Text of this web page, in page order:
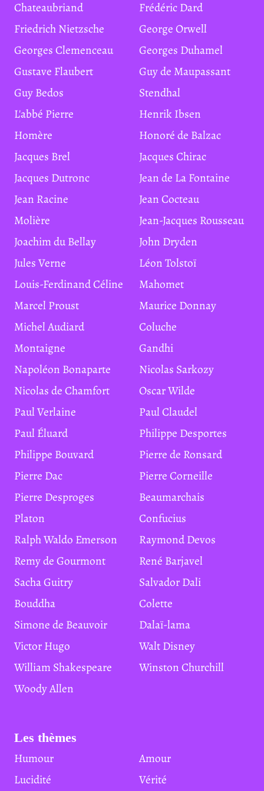
Chateaubriand
Frédéric Dard
Friedrich Nietzsche
George Orwell
Georges Clemenceau
Georges Duhamel
Gustave Flaubert
Guy de Maupassant
Guy Bedos
Stendhal
L'abbé Pierre
Henrik Ibsen
Homère
Honoré de Balzac
Jacques Brel
Jacques Chirac
Jacques Dutronc
Jean de La Fontaine
Jean Racine
Jean Cocteau
Molière
Jean-Jacques Rousseau
Joachim du Bellay
John Dryden
Jules Verne
Léon Tolstoï
Louis-Ferdinand Céline
Mahomet
Marcel Proust
Maurice Donnay
Michel Audiard
Coluche
Montaigne
Gandhi
Napoléon Bonaparte
Nicolas Sarkozy
Nicolas de Chamfort
Oscar Wilde
Paul Verlaine
Paul Claudel
Paul Éluard
Philippe Desportes
Philippe Bouvard
Pierre de Ronsard
Pierre Dac
Pierre Corneille
Pierre Desproges
Beaumarchais
Platon
Confucius
Ralph Waldo Emerson
Raymond Devos
Remy de Gourmont
René Barjavel
Sacha Guitry
Salvador Dali
Bouddha
Colette
Simone de Beauvoir
Dalaï-lama
Victor Hugo
Walt Disney
William Shakespeare
Winston Churchill
Woody Allen
Les thèmes
Humour
Amour
Lucidité
Vérité